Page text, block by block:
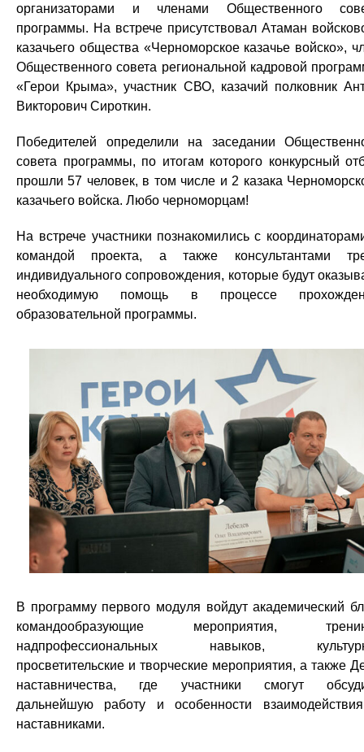
организаторами и членами Общественного
программы. На встрече присутствовал Атаман
казачьего общества «Черноморское казачье войско»,
Общественного совета региональной кадровой
«Герои Крыма», участник СВО, казачий полковник
Викторович Сироткин.
Победителей определили на заседании
совета программы, по итогам которого конкурсный
прошли 57 человек, в том числе и 2 казака
казачьего войска. Любо черноморцам!
На встрече участники познакомились с
командой проекта, а также консультантами
индивидуального сопровождения, которые будут
необходимую помощь в процессе
образовательной программы.
В программу первого модуля войдут академический
командообразующие мероприятия,
надпрофессиональных навыков,
просветительские и творческие мероприятия, а также
наставничества, где участники смогут
дальнейшую работу и особенности
наставниками.